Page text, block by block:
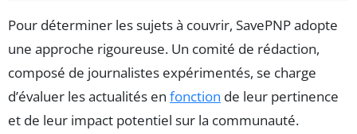
Pour déterminer les sujets à couvrir, SavePNP adopte
une approche rigoureuse. Un comité de rédaction,
composé de journalistes expérimentés, se charge
d’évaluer les actualités en fonction de leur pertinence
et de leur impact potentiel sur la communauté.